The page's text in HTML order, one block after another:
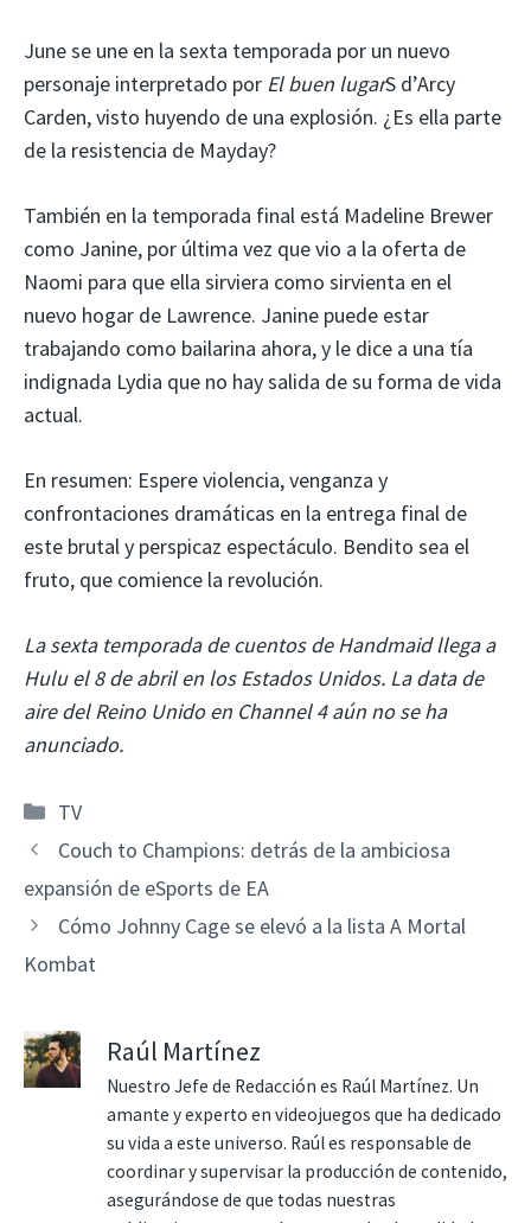
June se une en la sexta temporada por un nuevo
personaje interpretado por El buen lugarS d’Arcy
Carden, visto huyendo de una explosión. ¿Es ella parte
de la resistencia de Mayday?
También en la temporada final está Madeline Brewer
como Janine, por última vez que vio a la oferta de
Naomi para que ella sirviera como sirvienta en el
nuevo hogar de Lawrence. Janine puede estar
trabajando como bailarina ahora, y le dice a una tía
indignada Lydia que no hay salida de su forma de vida
actual.
En resumen: Espere violencia, venganza y
confrontaciones dramáticas en la entrega final de
este brutal y perspicaz espectáculo. Bendito sea el
fruto, que comience la revolución.
La sexta temporada de cuentos de Handmaid llega a
Hulu el 8 de abril en los Estados Unidos. La data de
aire del Reino Unido en Channel 4 aún no se ha
anunciado.
Categorías
TV
Couch to Champions: detrás de la ambiciosa
expansión de eSports de EA
Cómo Johnny Cage se elevó a la lista A Mortal
Kombat
Raúl Martínez
Nuestro Jefe de Redacción es Raúl Martínez. Un
amante y experto en videojuegos que ha dedicado
su vida a este universo. Raúl es responsable de
coordinar y supervisar la producción de contenido,
asegurándose de que todas nuestras